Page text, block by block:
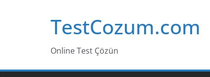
TestCozum.com
Online Test Çözün